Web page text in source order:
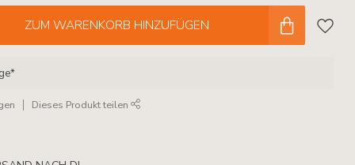
ZUM WARENKORB HINZUFÜGEN
Dieses Produkt teilen